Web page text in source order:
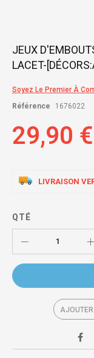
Skip
the
of
images
JEUX
LACET-
Soyez Le Premier À
Référence
1676022
29,90 €
LIVRAISON
QTÉ